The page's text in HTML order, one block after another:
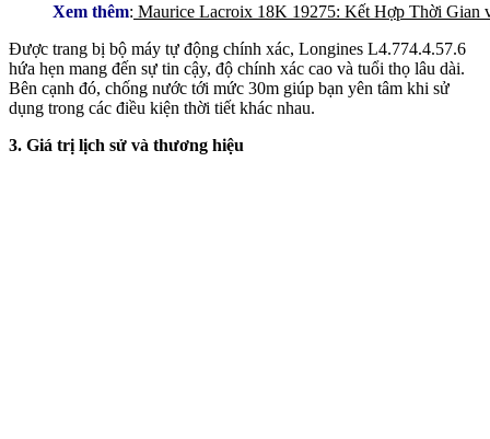
Xem thêm: Maurice Lacroix 18K 19275: Kết Hợp Thời Gian
Được trang bị bộ máy tự động chính xác, Longines L4.774.4.57.6
hứa hẹn mang đến sự tin cậy, độ chính xác cao và tuổi thọ lâu dài.
Bên cạnh đó, chống nước tới mức 30m giúp bạn yên tâm khi sử
dụng trong các điều kiện thời tiết khác nhau.
3. Giá trị lịch sử và thương hiệu